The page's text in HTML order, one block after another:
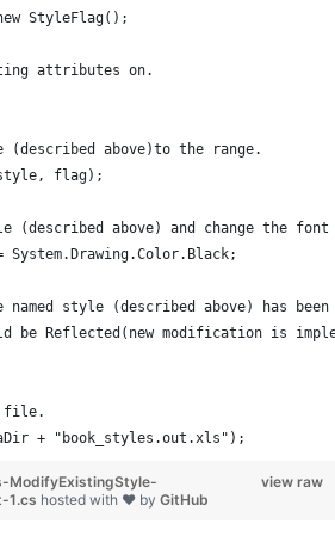
StyleFlag();
attributes on.
above)to the range.
flag);
(described above) and change the
named style (described above) has
be Reflected(new modification is
file.
+ "book_styles.out.xls");
view raw
ModifyExistingStyle-
1.cs hosted with ❤ by GitHub